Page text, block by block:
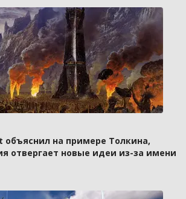
объяснил на примере Толкина,
отвергает новые идеи из-за имени